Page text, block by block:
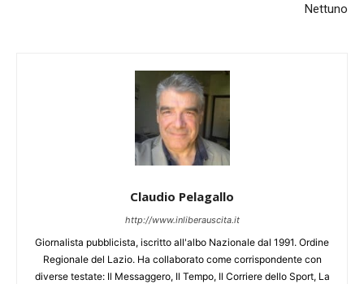
Nettuno
Claudio Pelagallo
http://www.inliberauscita.it
Giornalista pubblicista, iscritto all'albo Nazionale dal 1991. Ordine
Regionale del Lazio. Ha collaborato come corrispondente con
diverse testate: Il Messaggero, Il Tempo, Il Corriere dello Sport, La